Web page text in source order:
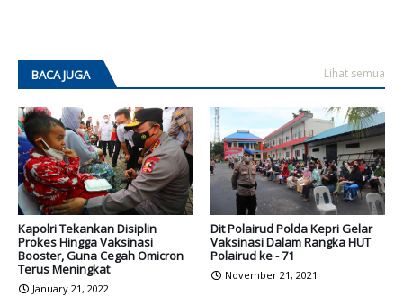
BACA JUGA Lihat semua
Kapolri Tekankan Disiplin
Prokes Hingga Vaksinasi
Booster, Guna Cegah Omicron
Terus Meningkat
January 21, 2022
Dit Polairud Polda Kepri Gelar
Vaksinasi Dalam Rangka HUT
Polairud ke - 71
November 21, 2021